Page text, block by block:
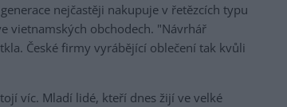
nejčastěji nakupuje v řetězcích typu
vietnamských obchodech. "Návrhář
České firmy vyrábějící oblečení tak kvůli
víc. Mladí lidé, kteří dnes žijí ve velké